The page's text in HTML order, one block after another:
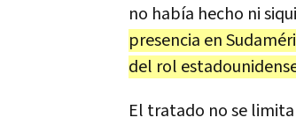
no había hecho ni
presencia en
del rol
El tratado no se